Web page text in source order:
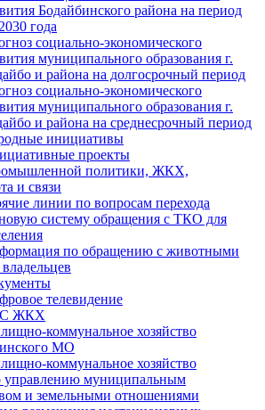
Бодайбинского района на период
года
социально-экономического
муниципального образования г.
и района на долгосрочный период
социально-экономического
муниципального образования г.
и района на среднесрочный период
инициативы
проекты
политики, ЖКХ,
и связи
линии по вопросам перехода
систему обращения с ТКО для
по обращению с животными
владельцев
телевидение
ЖКХ
коммунальное хозяйство
МО
коммунальное хозяйство
управлению муниципальным
и земельными отношениями